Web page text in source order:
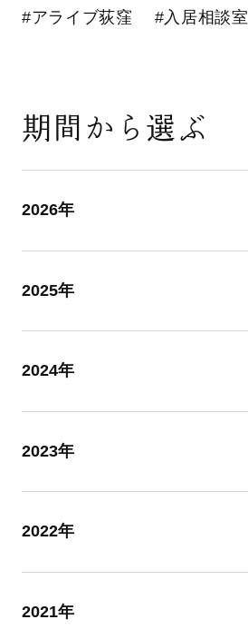
#アライブ荻窪 #入居相談室
期間から選ぶ
2026年
2025年
2024年
2023年
2022年
2021年